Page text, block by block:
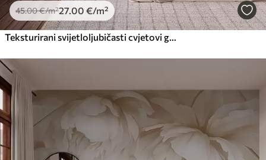
45.00€/m²27.00 €/m²
Teksturirani svijetloljubičasti cvjetovi glicinije vise sa zelenim lišćem, pastelna pozadina